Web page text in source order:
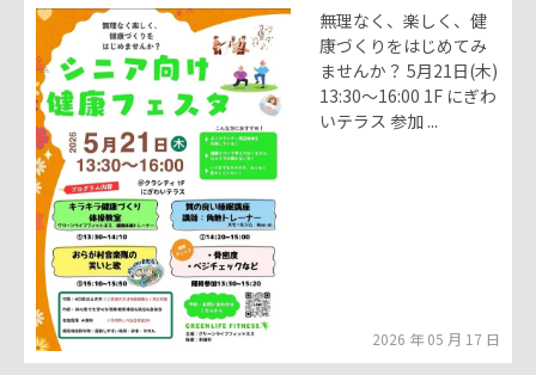
無理なく、楽しく、健
康づくりをはじめてみ
ませんか？ 5月21日(木)
13:30〜16:00 1F にぎわ
いテラス 参加 ...
2026 年 05 月 17 日